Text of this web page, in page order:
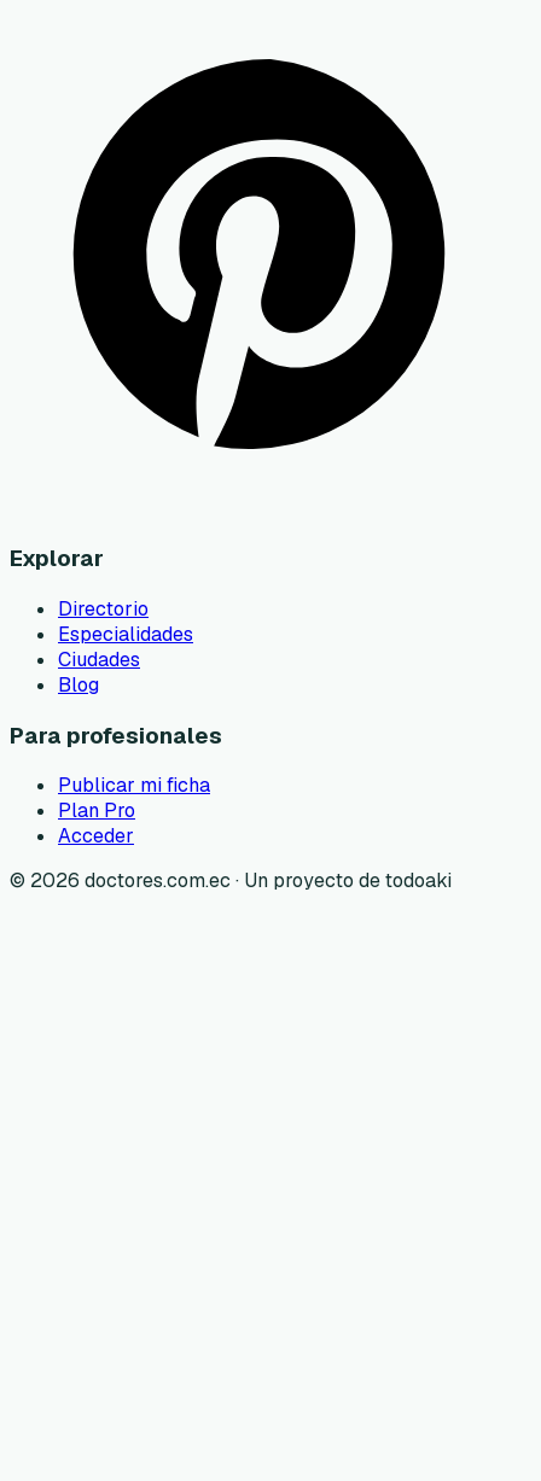
Explorar
Directorio
Especialidades
Ciudades
Blog
Para profesionales
Publicar mi ficha
Plan Pro
Acceder
© 2026 doctores.com.ec · Un proyecto de todoaki